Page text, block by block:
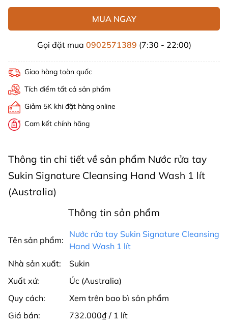
MUA NGAY
Gọi đặt mua 0902571389 (7:30 - 22:00)
Giao hàng toàn quốc
Tích điểm tất cả sản phẩm
Giảm 5K khi đặt hàng online
Cam kết chính hãng
Thông tin chi tiết về sản phẩm Nước rửa tay
Sukin Signature Cleansing Hand Wash 1 lít
(Australia)
Thông tin sản phẩm
Tên sản phẩm:
Nước rửa tay Sukin Signature Cleansing
Hand Wash 1 lít
Nhà sản xuất:
Sukin
Xuất xứ:
Úc (Australia)
Quy cách:
Xem trên bao bì sản phẩm
Giá bán:
732.000₫ / 1 lít